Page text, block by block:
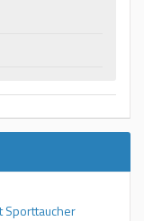
Sporttaucher